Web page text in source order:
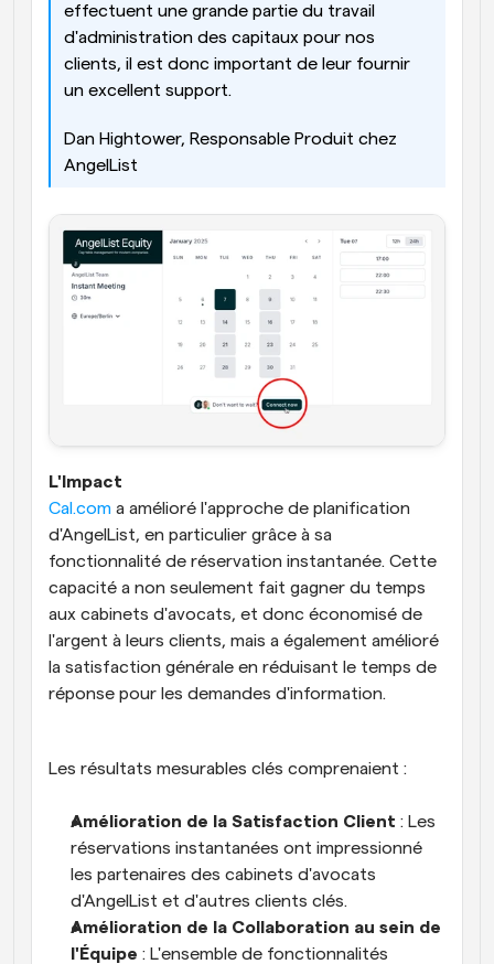
effectuent une grande partie du travail
d'administration des capitaux pour nos
clients, il est donc important de leur fournir
un excellent support.
Dan Hightower, Responsable Produit chez
AngelList
L'Impact
Cal.com a amélioré l'approche de planification
d'AngelList, en particulier grâce à sa
fonctionnalité de réservation instantanée. Cette
capacité a non seulement fait gagner du temps
aux cabinets d'avocats, et donc économisé de
l'argent à leurs clients, mais a également amélioré
la satisfaction générale en réduisant le temps de
réponse pour les demandes d'information.
Les résultats mesurables clés comprenaient :
Amélioration de la Satisfaction Client : Les
réservations instantanées ont impressionné
les partenaires des cabinets d'avocats
d'AngelList et d'autres clients clés.
Amélioration de la Collaboration au sein de
l'Équipe : L'ensemble de fonctionnalités